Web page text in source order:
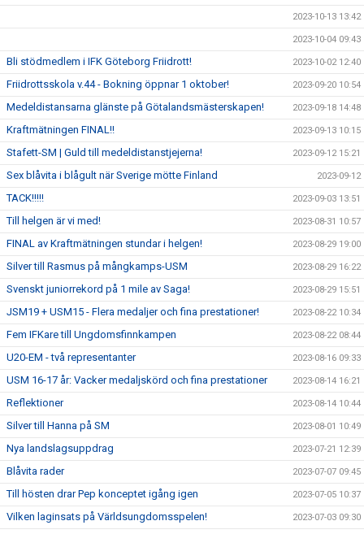
2023-10-13 13:42
2023-10-04 09:43
Bli stödmedlem i IFK Göteborg Friidrott! 2023-10-02 12:40
Friidrottsskola v.44 - Bokning öppnar 1 oktober! 2023-09-20 10:54
Medeldistansarna glänste på Götalandsmästerskapen! 2023-09-18 14:48
Kraftmätningen FINAL!! 2023-09-13 10:15
Stafett-SM | Guld till medeldistanstjejerna! 2023-09-12 15:21
Sex blåvita i blågult när Sverige mötte Finland 2023-09-12
TACK!!!!! 2023-09-03 13:51
Till helgen är vi med! 2023-08-31 10:57
FINAL av Kraftmätningen stundar i helgen! 2023-08-29 19:00
Silver till Rasmus på mångkamps-USM 2023-08-29 16:22
Svenskt juniorrekord på 1 mile av Saga! 2023-08-29 15:51
JSM19 + USM15 - Flera medaljer och fina prestationer! 2023-08-22 10:34
Fem IFKare till Ungdomsfinnkampen 2023-08-22 08:44
U20-EM - två representanter 2023-08-16 09:33
USM 16-17 år: Vacker medaljskörd och fina prestationer 2023-08-14 16:21
Reflektioner 2023-08-14 10:44
Silver till Hanna på SM 2023-08-01 10:49
Nya landslagsuppdrag 2023-07-21 12:39
Blåvita rader 2023-07-07 09:45
Till hösten drar Pep konceptet igång igen 2023-07-05 10:37
Vilken laginsats på Världsungdomsspelen! 2023-07-03 09:30